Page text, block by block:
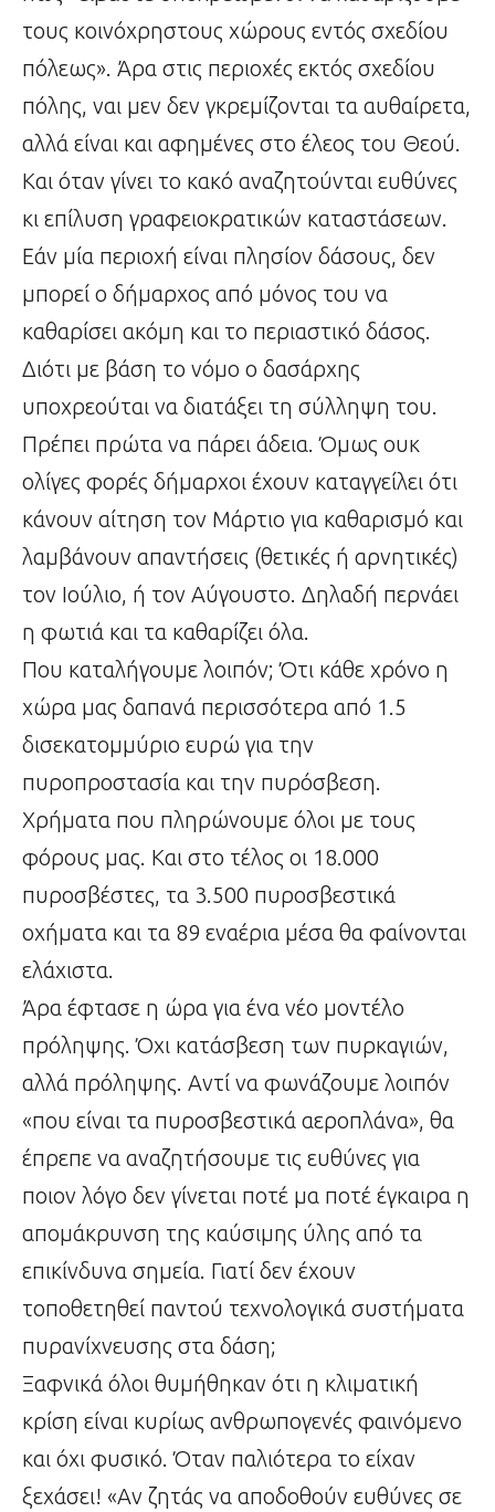
τους κοινόχρηστους χώρους εντός σχεδίου
πόλεως». Άρα στις περιοχές εκτός σχεδίου
πόλης, ναι μεν δεν γκρεμίζονται τα αυθαίρετα,
αλλά είναι και αφημένες στο έλεος του Θεού.
Και όταν γίνει το κακό αναζητούνται ευθύνες
κι επίλυση γραφειοκρατικών καταστάσεων.
Εάν μία περιοχή είναι πλησίον δάσους, δεν
μπορεί ο δήμαρχος από μόνος του να
καθαρίσει ακόμη και το περιαστικό δάσος.
Διότι με βάση το νόμο ο δασάρχης
υποχρεούται να διατάξει τη σύλληψη του.
Πρέπει πρώτα να πάρει άδεια. Όμως ουκ
ολίγες φορές δήμαρχοι έχουν καταγγείλει ότι
κάνουν αίτηση τον Μάρτιο για καθαρισμό και
λαμβάνουν απαντήσεις (θετικές ή αρνητικές)
τον Ιούλιο, ή τον Αύγουστο. Δηλαδή περνάει
η φωτιά και τα καθαρίζει όλα.
Που καταλήγουμε λοιπόν; Ότι κάθε χρόνο η
χώρα μας δαπανά περισσότερα από 1.5
δισεκατομμύριο ευρώ για την
πυροπροστασία και την πυρόσβεση.
Χρήματα που πληρώνουμε όλοι με τους
φόρους μας. Και στο τέλος οι 18.000
πυροσβέστες, τα 3.500 πυροσβεστικά
οχήματα και τα 89 εναέρια μέσα θα φαίνονται
ελάχιστα.
Άρα έφτασε η ώρα για ένα νέο μοντέλο
πρόληψης. Όχι κατάσβεση των πυρκαγιών,
αλλά πρόληψης. Αντί να φωνάζουμε λοιπόν
«που είναι τα πυροσβεστικά αεροπλάνα», θα
έπρεπε να αναζητήσουμε τις ευθύνες για
ποιον λόγο δεν γίνεται ποτέ μα ποτέ έγκαιρα η
απομάκρυνση της καύσιμης ύλης από τα
επικίνδυνα σημεία. Γιατί δεν έχουν
τοποθετηθεί παντού τεχνολογικά συστήματα
πυρανίχνευσης στα δάση;
Ξαφνικά όλοι θυμήθηκαν ότι η κλιματική
κρίση είναι κυρίως ανθρωπογενές φαινόμενο
και όχι φυσικό. Όταν παλιότερα το είχαν
ξεχάσει! «Αν ζητάς να αποδοθούν ευθύνες σε